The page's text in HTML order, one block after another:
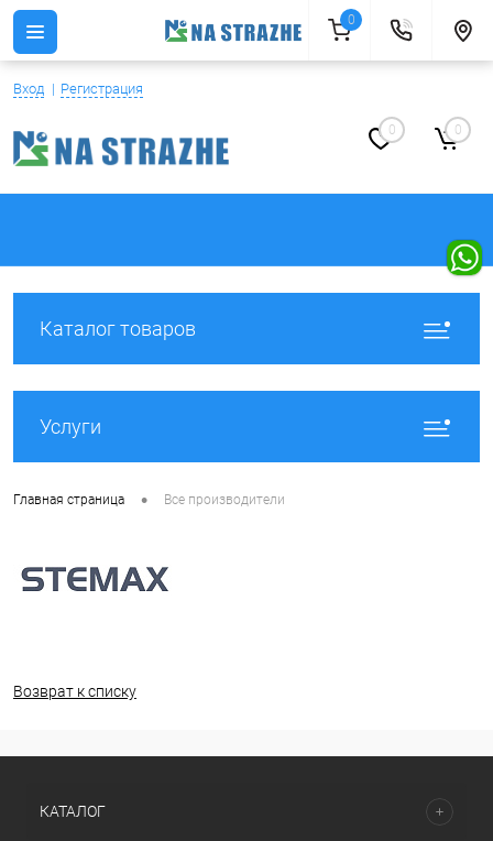
Вход Регистрация
0 0
Каталог товаров
Услуги
Главная страница • Все производители
Возврат к списку
КАТАЛОГ
0